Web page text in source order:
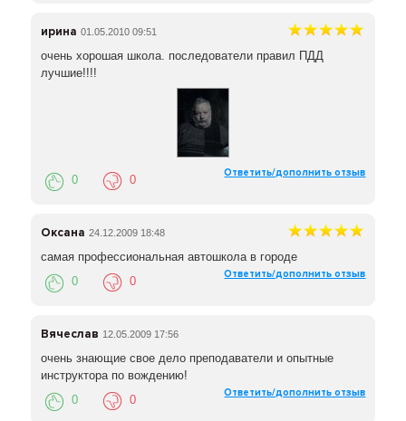
вождения. Весь преподавательский состав имеет
большой опыт работы.
Автошкола «ГАЙ» в Краснодаре имеет свой
собственный автодром на территории колледжа, к
вашим услугам студенческая столовая.
ирина 01.05.2010 09:51
очень хорошая школа. последователи правил ПДД
лучшие!!!!
Ответить/дополнить отзыв
0 0
Оксана 24.12.2009 18:48
самая профессиональная автошкола в городе
Ответить/дополнить отзыв
0 0
Вячеслав 12.05.2009 17:56
очень знающие свое дело преподаватели и опытные
инструктора по вождению!
Ответить/дополнить отзыв
0 0